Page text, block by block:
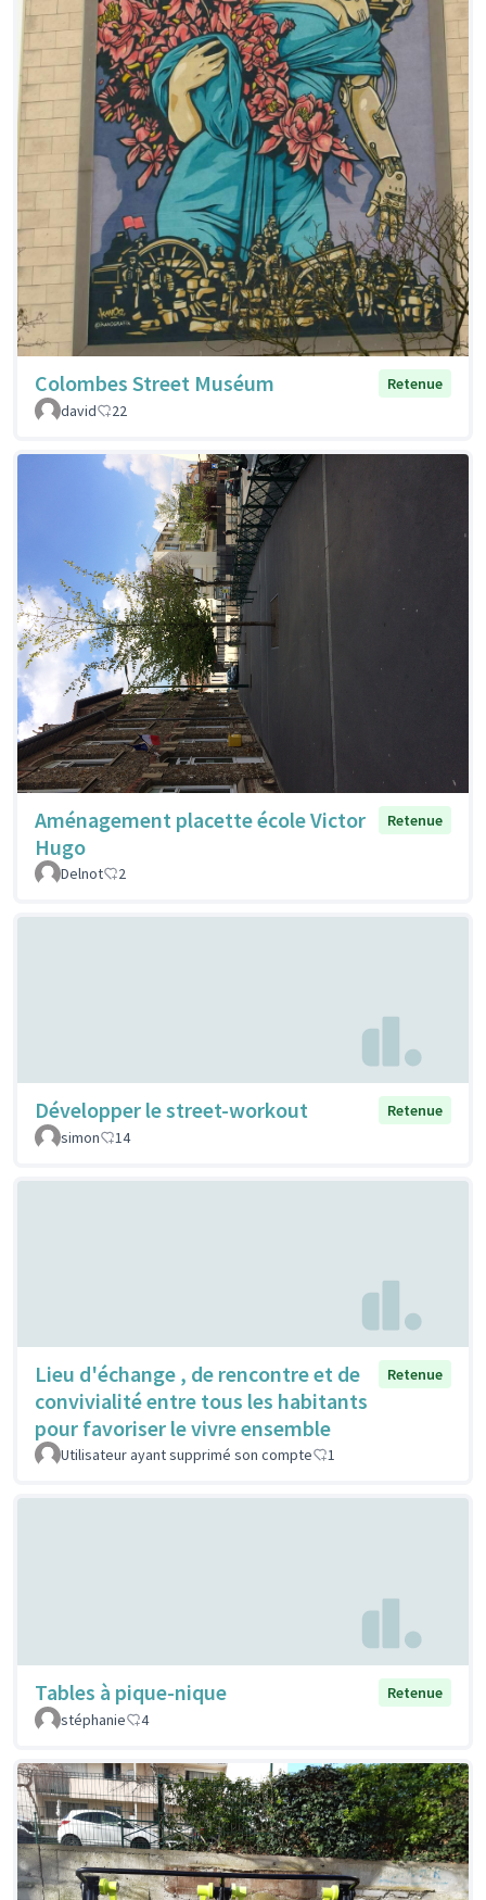
Colombes Street Muséum
Retenue
david
22
Aménagement placette école Victor
Hugo
Retenue
Delnot 2
Développer le street-workout
Retenue
simon
14
Lieu d'échange , de rencontre et de
convivialité entre tous les habitants
pour favoriser le vivre ensemble
Retenue
Utilisateur ayant supprimé son compte 1
Tables à pique-nique
Retenue
stéphanie
4